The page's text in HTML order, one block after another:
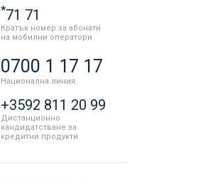
*71 71
Кратък номер за абонати
на мобилни оператори
0700 1 17 17
Национална линия
+3592 811 20 99
Дистанционно
кандидатстване за
кредитни продукти